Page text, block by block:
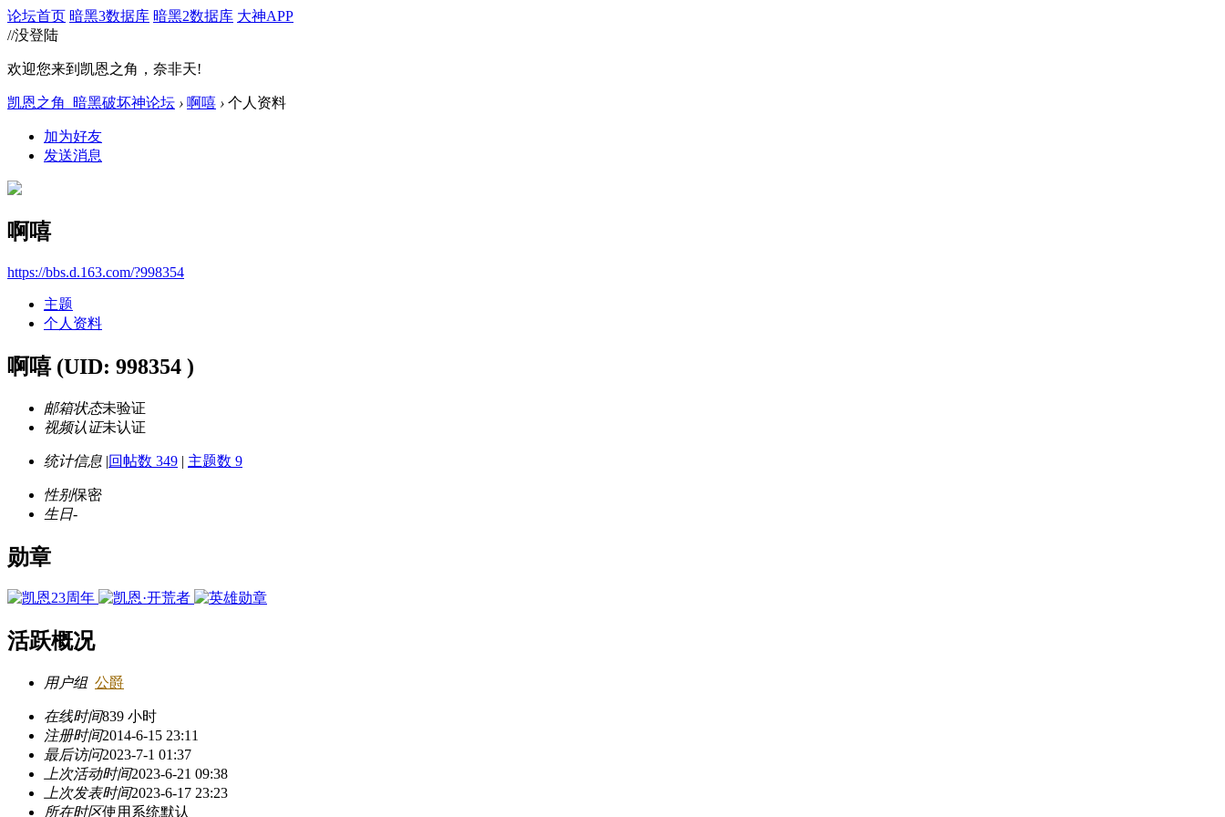
论坛首页 暗黑3数据库 暗黑2数据库 大神APP
//没登陆
欢迎您来到凯恩之角，奈非天!
凯恩之角_暗黑破坏神论坛 › 啊嘻 › 个人资料
加为好友
发送消息
啊嘻
https://bbs.d.163.com/?998354
主题
个人资料
啊嘻 (UID: 998354 )
邮箱状态未验证
视频认证未认证
统计信息 |回帖数 349 | 主题数 9
性别保密
生日-
勋章
活跃概况
用户组 公爵
在线时间839 小时
注册时间2014-6-15 23:11
最后访问2023-7-1 01:37
上次活动时间2023-6-21 09:38
上次发表时间2023-6-17 23:23
所在时区使用系统默认